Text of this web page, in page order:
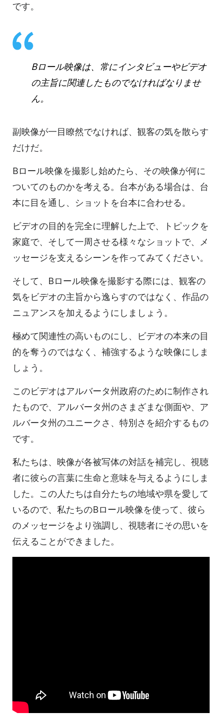
です。
Bロール映像は、常にインタビューやビデオ
の主旨に関連したものでなければなりませ
ん。
副映像が一目瞭然でなければ、観客の気を散らす
だけだ。
Bロール映像を撮影し始めたら、その映像が何に
ついてのものかを考える。台本がある場合は、台
本に目を通し、ショットを台本に合わせる。
ビデオの目的を完全に理解した上で、トピックを
家庭で、そして一周させる様々なショットで、メ
ッセージを支えるシーンを作ってみてください。
そして、Bロール映像を撮影する際には、観客の
気をビデオの主旨から逸らすのではなく、作品の
ニュアンスを加えるようにしましょう。
極めて関連性の高いものにし、ビデオの本来の目
的を奪うのではなく、補強するような映像にしま
しょう。
このビデオはアルバータ州政府のために制作され
たもので、アルバータ州のさまざまな側面や、ア
ルバータ州のユニークさ、特別さを紹介するもの
です。
私たちは、映像が各被写体の対話を補完し、視聴
者に彼らの言葉に生命と意味を与えるようにしま
した。この人たちは自分たちの地域や県を愛して
いるので、私たちのBロール映像を使って、彼ら
のメッセージをより強調し、視聴者にその思いを
伝えることができました。